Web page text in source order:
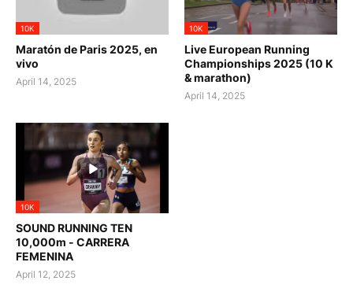
10K
Maratón de Paris 2025, en
vivo
April 14, 2025
10K
Live European Running
Championships 2025 (10 K
& marathon)
April 14, 2025
10K
SOUND RUNNING TEN
10,000m - CARRERA
FEMENINA
April 12, 2025